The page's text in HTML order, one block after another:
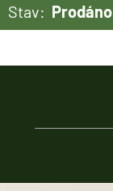
Stav: Prodáno